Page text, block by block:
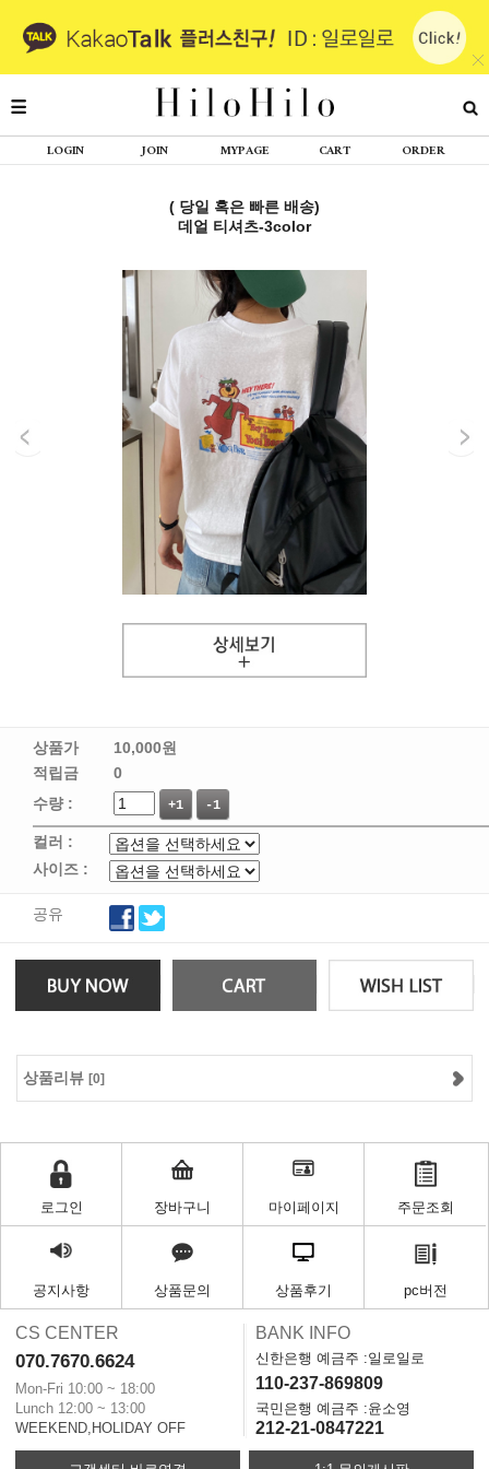
LOGIN JOIN MYPAGE CART ORDER
( 당일 혹은 빠른 배송)
데얼 티셔츠-3color
상품가 10,000원
적립금
0
수량 :
+1 -1
컬러 :
사이즈 :
공유
상품리뷰 [0]
로그인 장바구니 마이페이지 주문조회
공지사항 상품문의 상품후기 pc버전
CS CENTER
070.7670.6624
Mon-Fri 10:00 ~ 18:00
Lunch 12:00 ~ 13:00
WEEKEND,HOLIDAY OFF
BANK INFO
신한은행 예금주 :일로일로
110-237-869809
국민은행 예금주 :윤소영
212-21-0847221